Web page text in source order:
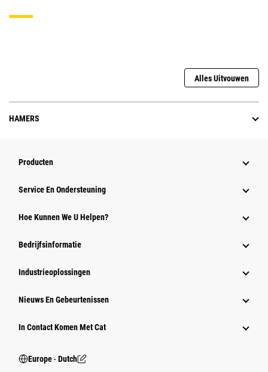
Alles Uitvouwen
HAMERS
Producten
Service En Ondersteuning
Hoe Kunnen We U Helpen?
Bedrijfsinformatie
Industrieoplossingen
Nieuws En Gebeurtenissen
In Contact Komen Met Cat
Europe ‧ Dutch